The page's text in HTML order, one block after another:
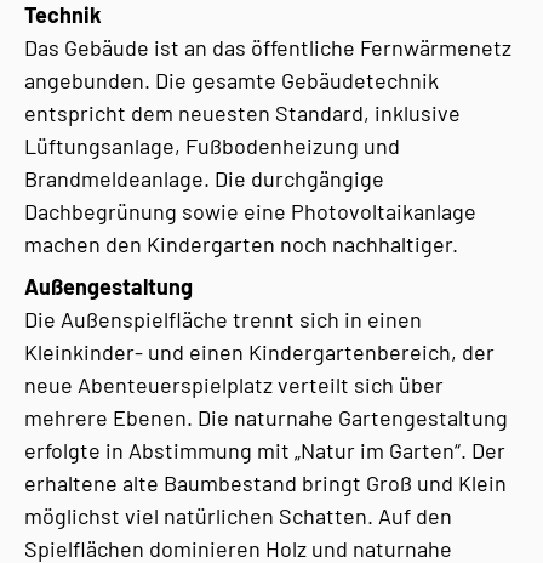
Technik
Das Gebäude ist an das öffentliche Fernwärmenetz
angebunden. Die gesamte Gebäudetechnik
entspricht dem neuesten Standard, inklusive
Lüftungsanlage, Fußbodenheizung und
Brandmeldeanlage. Die durchgängige
Dachbegrünung sowie eine Photovoltaikanlage
machen den Kindergarten noch nachhaltiger.
Außengestaltung
Die Außenspielfläche trennt sich in einen
Kleinkinder- und einen Kindergartenbereich, der
neue Abenteuerspielplatz verteilt sich über
mehrere Ebenen. Die naturnahe Gartengestaltung
erfolgte in Abstimmung mit „Natur im Garten“. Der
erhaltene alte Baumbestand bringt Groß und Klein
möglichst viel natürlichen Schatten. Auf den
Spielflächen dominieren Holz und naturnahe